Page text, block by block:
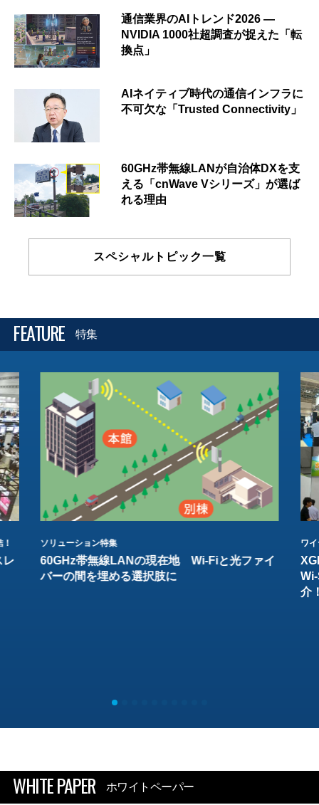
通信業界のAIトレンド2026 ―
NVIDIA 1000社超調査が捉えた「転
換点」
AIネイティブ時代の通信インフラに
不可欠な「Trusted Connectivity」
60GHz帯無線LANが自治体DXを支
える「cnWave Vシリーズ」が選ば
れる理由
スペシャルトピック一覧
FEATURE 特集
レ
ソリューション特集
60GHz帯無線LANの現在地 Wi-Fiと光ファイ
バーの間を埋める選択肢に
ワ
介
WHITE PAPER ホワイトペーパー